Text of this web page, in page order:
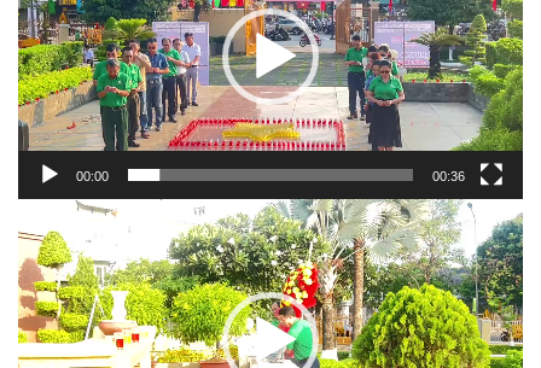
00:00 00:36
chơi
Video